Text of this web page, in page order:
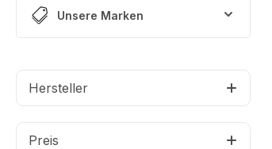
Unsere Marken
Hersteller
Preis